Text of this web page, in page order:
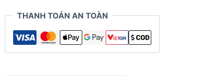
Fineprint
THANH TOÁN AN TOÀN